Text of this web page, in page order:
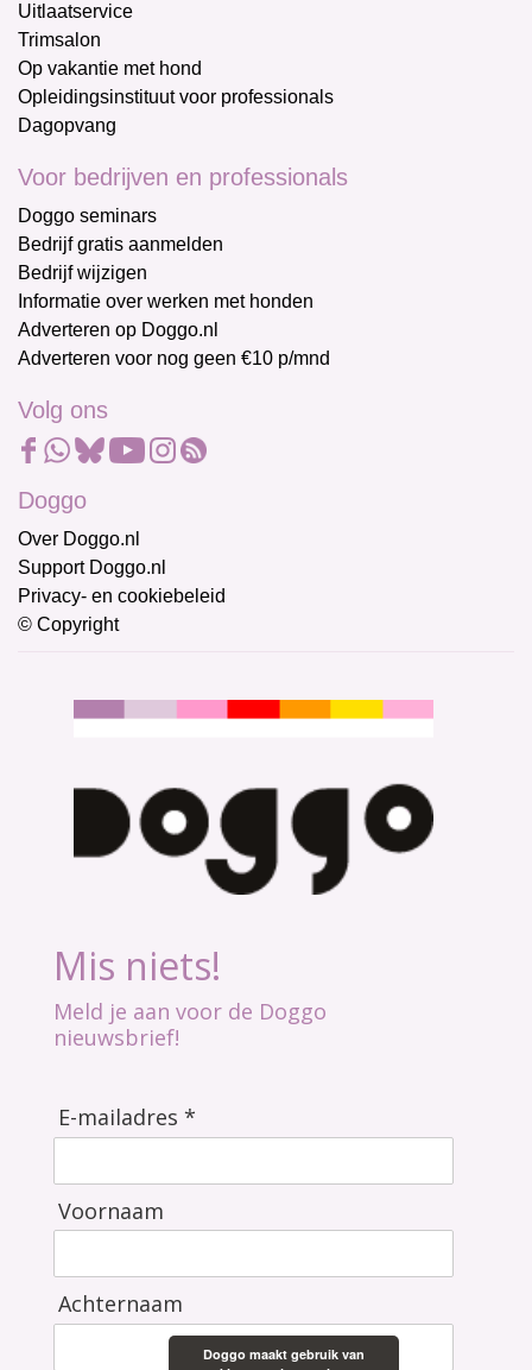
Uitlaatservice
Trimsalon
Op vakantie met hond
Opleidingsinstituut voor professionals
Dagopvang
Voor bedrijven en professionals
Doggo seminars
Bedrijf gratis aanmelden
Bedrijf wijzigen
Informatie over werken met honden
Adverteren op Doggo.nl
Adverteren voor nog geen €10 p/mnd
Volg ons
Doggo
Over Doggo.nl
Support Doggo.nl
Privacy- en cookiebeleid
© Copyright
Mis niets!
Meld je aan voor de Doggo
nieuwsbrief!
E-mailadres *
Voornaam
Achternaam
Doggo maakt gebruik van